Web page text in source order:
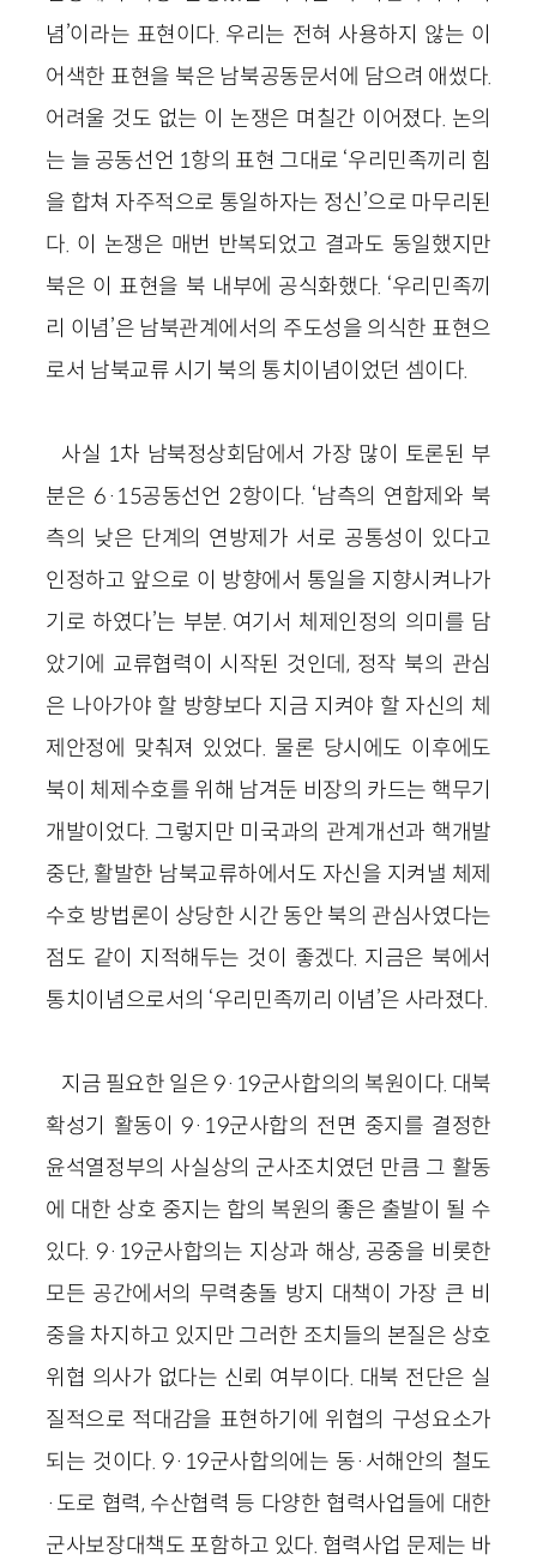
념’이라는 표현이다. 우리는 전혀 사용하지 않는 이
어색한 표현을 북은 남북공동문서에 담으려 애썼다.
어려울 것도 없는 이 논쟁은 며칠간 이어졌다. 논의
는 늘 공동선언 1항의 표현 그대로 ‘우리민족끼리 힘
을 합쳐 자주적으로 통일하자는 정신’으로 마무리된
다. 이 논쟁은 매번 반복되었고 결과도 동일했지만
북은 이 표현을 북 내부에 공식화했다. ‘우리민족끼
리 이념’은 남북관계에서의 주도성을 의식한 표현으
로서 남북교류 시기 북의 통치이념이었던 셈이다.
사실 1차 남북정상회담에서 가장 많이 토론된 부
분은 6·15공동선언 2항이다. ‘남측의 연합제와 북
측의 낮은 단계의 연방제가 서로 공통성이 있다고
인정하고 앞으로 이 방향에서 통일을 지향시켜나가
기로 하였다’는 부분. 여기서 체제인정의 의미를 담
았기에 교류협력이 시작된 것인데, 정작 북의 관심
은 나아가야 할 방향보다 지금 지켜야 할 자신의 체
제안정에 맞춰져 있었다. 물론 당시에도 이후에도
북이 체제수호를 위해 남겨둔 비장의 카드는 핵무기
개발이었다. 그렇지만 미국과의 관계개선과 핵개발
중단, 활발한 남북교류하에서도 자신을 지켜낼 체제
수호 방법론이 상당한 시간 동안 북의 관심사였다는
점도 같이 지적해두는 것이 좋겠다. 지금은 북에서
통치이념으로서의 ‘우리민족끼리 이념’은 사라졌다.
지금 필요한 일은 9·19군사합의의 복원이다. 대북
확성기 활동이 9·19군사합의 전면 중지를 결정한
윤석열정부의 사실상의 군사조치였던 만큼 그 활동
에 대한 상호 중지는 합의 복원의 좋은 출발이 될 수
있다. 9·19군사합의는 지상과 해상, 공중을 비롯한
모든 공간에서의 무력충돌 방지 대책이 가장 큰 비
중을 차지하고 있지만 그러한 조치들의 본질은 상호
위협 의사가 없다는 신뢰 여부이다. 대북 전단은 실
질적으로 적대감을 표현하기에 위협의 구성요소가
되는 것이다. 9·19군사합의에는 동·서해안의 철도
·도로 협력, 수산협력 등 다양한 협력사업들에 대한
군사보장대책도 포함하고 있다. 협력사업 문제는 바